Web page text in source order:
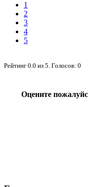
1
2
3
4
5
Рейтинг 0.0 из 5. Голосов: 0
Оцените